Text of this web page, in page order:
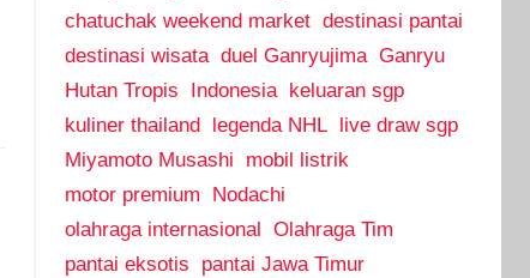
chatuchak weekend market destinasi pantai
destinasi wisata duel Ganryujima Ganryu
Hutan Tropis
Indonesia
keluaran sgp
kuliner thailand
legenda NHL
live draw sgp
Miyamoto Musashi
mobil listrik
motor premium
Nodachi
olahraga internasional
Olahraga Tim
pantai eksotis
pantai Jawa Timur